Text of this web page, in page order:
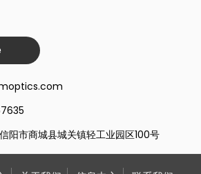
阳市商城县城关镇轻工业园区100号